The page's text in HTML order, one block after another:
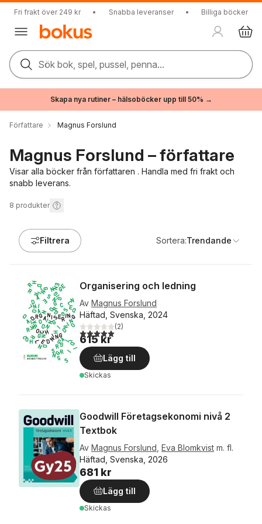
Fri frakt över 249 kr • Snabba leveranser • Billiga böcker
Sök bok, spel, pussel, penna...
Skapa nya rutiner – hälsoböcker upp till 50% →
Författare Magnus Forslund
Magnus Forslund – författare
Visar alla böcker från författaren . Handla med fri frakt och
snabb leverans.
8 produkter
Filtrera Sortera:Trendande
Organisering och ledning
Av Magnus Forslund
Häftad, Svenska, 2024
5,0utav 5 stjärnor. Totalt antal röster:
(2)
615 kr
Lägg till
Skickas
Goodwill Företagsekonomi nivå 2
Textbok
Av Magnus Forslund Eva Blomkvist m. fl.
Häftad, Svenska, 2026
681 kr
Lägg till
Skickas